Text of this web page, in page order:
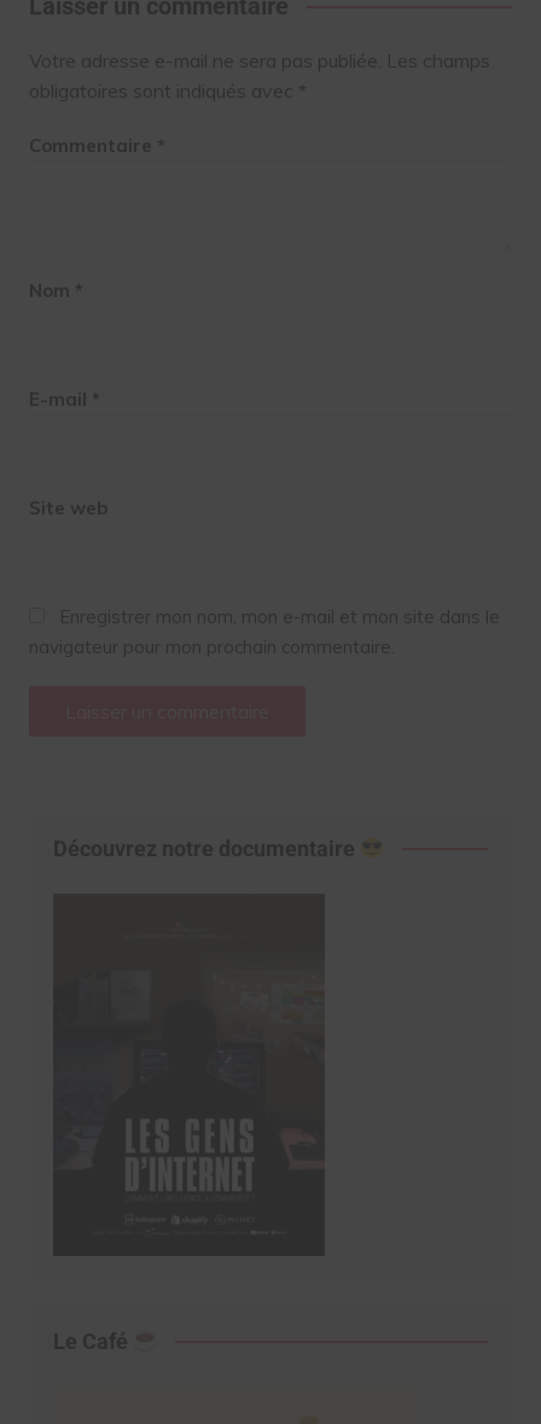
Laisser un commentaire
Votre adresse e-mail ne sera pas publiée. Les champs
obligatoires sont indiqués avec *
Commentaire *
Nom *
E-mail *
Site web
Enregistrer mon nom, mon e-mail et mon site dans le
navigateur pour mon prochain commentaire.
Découvrez notre documentaire
Le Café